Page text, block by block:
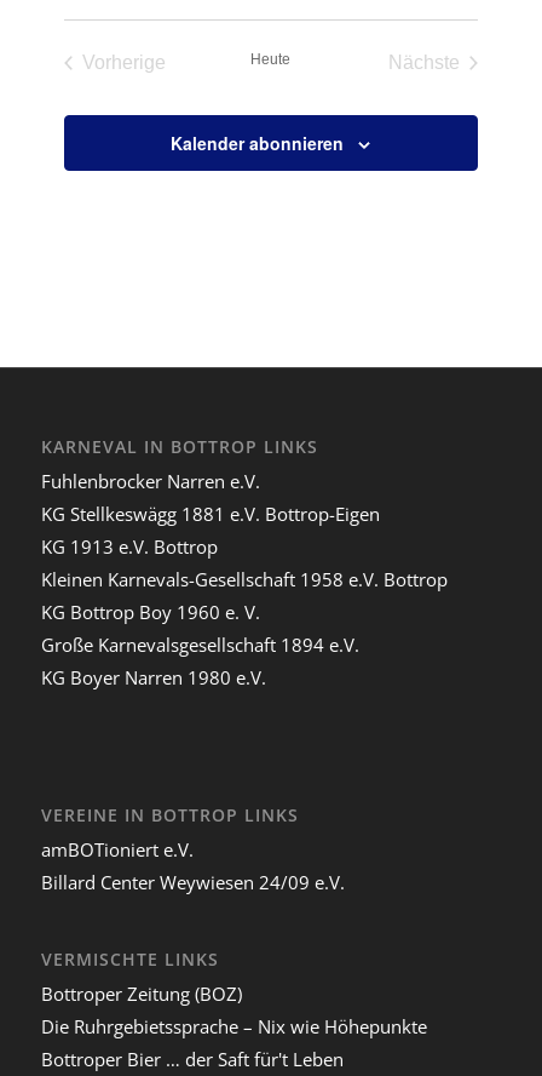
Vorherige
Heute
Nächste
Kalender abonnieren
KARNEVAL IN BOTTROP LINKS
Fuhlenbrocker Narren e.V.
KG Stellkeswägg 1881 e.V. Bottrop-Eigen
KG 1913 e.V. Bottrop
Kleinen Karnevals-Gesellschaft 1958 e.V. Bottrop
KG Bottrop Boy 1960 e. V.
Große Karnevalsgesellschaft 1894 e.V.
KG Boyer Narren 1980 e.V.
VEREINE IN BOTTROP LINKS
amBOTioniert e.V.
Billard Center Weywiesen 24/09 e.V.
VERMISCHTE LINKS
Bottroper Zeitung (BOZ)
Die Ruhrgebietssprache – Nix wie Höhepunkte
Bottroper Bier … der Saft für't Leben